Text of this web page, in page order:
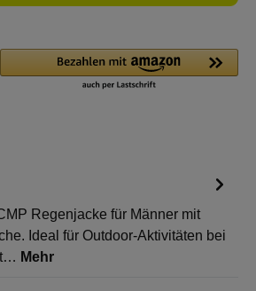
Regenjacke für Männer mit
Ideal für Outdoor-Aktivitäten bei
Mehr